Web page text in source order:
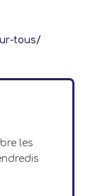
tous/
les